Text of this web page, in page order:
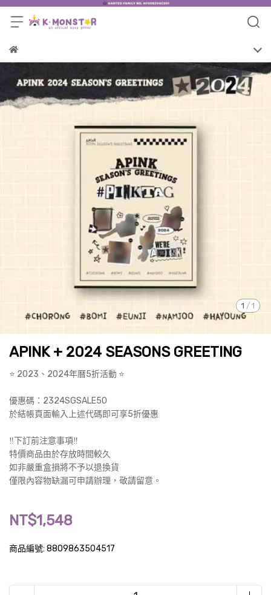
1 / 1
APINK + 2024 SEASONS GREETING
⭐️ 2023、2024年曆5折活動 ⭐️
優惠碼：2324SGSALE50
於結帳頁面輸入上述代碼即可享5折優惠
‼️下訂前注意事項‼️
特價商品由於存放時間較久
如非嚴重盒損將不予以退換貨
僅限內容物缺漏可申請辦理，敬請留意。
NT$1,548
商品編號: 8809863504517